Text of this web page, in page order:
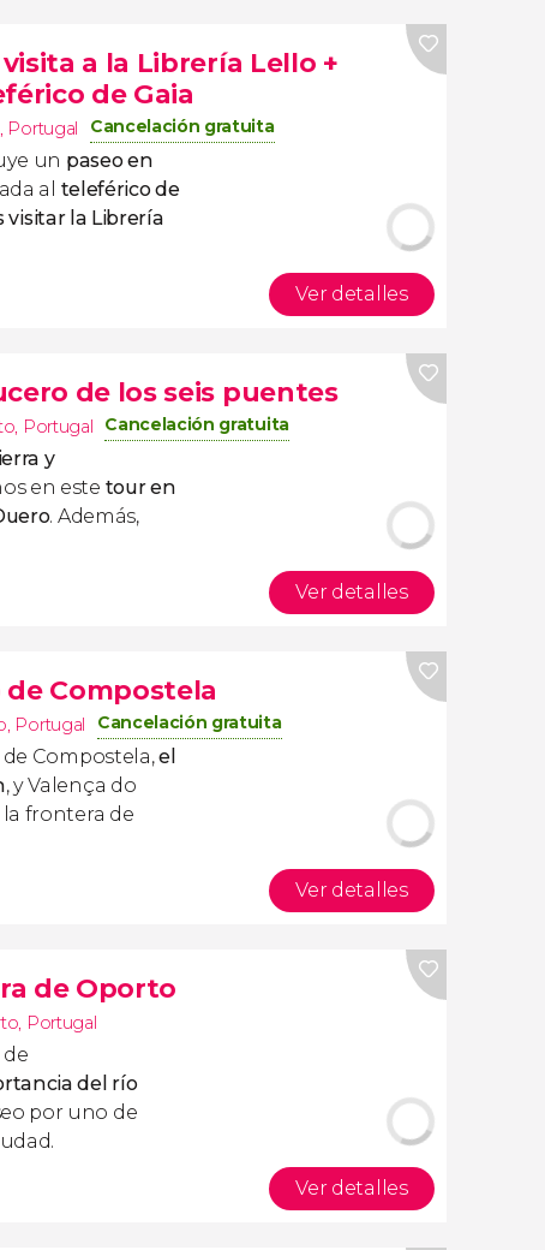
a la Librería Lello +
de Gaia
, Portugal Cancelación gratuita
un paseo en
al teleférico de
visitar la Librería
Ver detalles
de los seis puentes
, Portugal Cancelación gratuita
y
en este tour en
. Además,
Ver detalles
Compostela
, Portugal Cancelación gratuita
Compostela,el
, y Valença do
frontera de
Ver detalles
de Oporto
, Portugal
de
del río
por uno de
Ver detalles